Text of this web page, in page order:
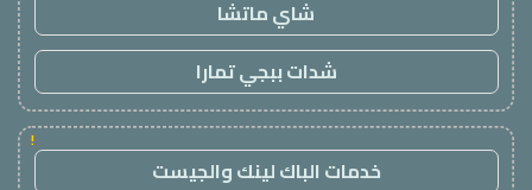
شاي ماتشا
شدات ببجي تمارا
!
خدمات الباك لينك والجيست